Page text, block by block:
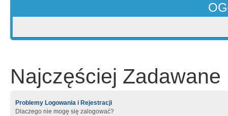
Najczęściej Zadawane
Problemy Logowania i Rejestracji
Dlaczego nie mogę się zalogować?